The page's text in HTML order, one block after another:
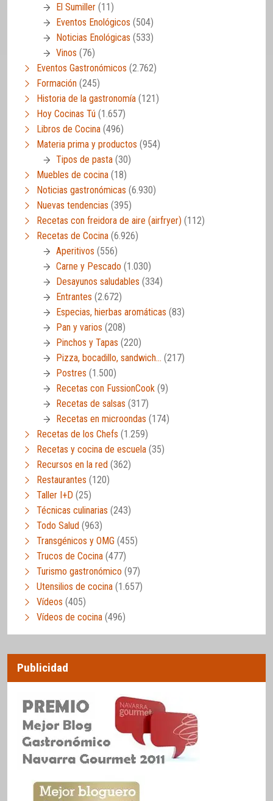
El Sumiller (11)
Eventos Enológicos (504)
Noticias Enológicas (533)
Vinos (76)
Eventos Gastronómicos (2.762)
Formación (245)
Historia de la gastronomía (121)
Hoy Cocinas Tú (1.657)
Libros de Cocina (496)
Materia prima y productos (954)
Tipos de pasta (30)
Muebles de cocina (18)
Noticias gastronómicas (6.930)
Nuevas tendencias (395)
Recetas con freidora de aire (airfryer) (112)
Recetas de Cocina (6.926)
Aperitivos (556)
Carne y Pescado (1.030)
Desayunos saludables (334)
Entrantes (2.672)
Especias, hierbas aromáticas (83)
Pan y varios (208)
Pinchos y Tapas (220)
Pizza, bocadillo, sandwich… (217)
Postres (1.500)
Recetas con FussionCook (9)
Recetas de salsas (317)
Recetas en microondas (174)
Recetas de los Chefs (1.259)
Recetas y cocina de escuela (35)
Recursos en la red (362)
Restaurantes (120)
Taller I+D (25)
Técnicas culinarias (243)
Todo Salud (963)
Transgénicos y OMG (455)
Trucos de Cocina (477)
Turismo gastronómico (97)
Utensilios de cocina (1.657)
Vídeos (405)
Vídeos de cocina (496)
Publicidad